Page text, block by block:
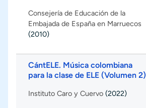
Consejería de Educación de la
Embajada de España en Marruecos
(2010)
CántELE. Música colombiana
para la clase de ELE (Volumen 2)
Instituto Caro y Cuervo (2022)